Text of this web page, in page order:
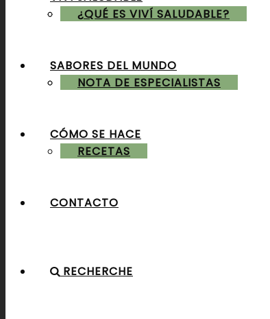
ALMUERZOS & CENAS
POSTRES & TORTAS
¿QUÉ ES VIVÍ SALUDABLE?
NOTA DE ESPECIALISTAS
RECETAS
SABORES DEL MUNDO
CÓMO SE HACE
CONTACTO
RECHERCHE